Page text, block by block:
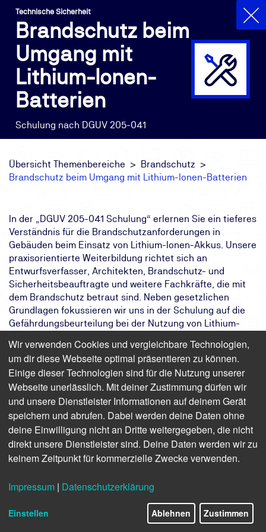
Technische Sicherheit
Brandschutz beim
Umgang mit
Lithium-Ionen-
Batterien
Schulung nach DGUV 205-041
Übersicht Themenbereiche
Brandschutz
Brandschutz beim Umgang mit Lithium-Ionen-Batterien
In der „DGUV 205-041 Schulung“ erlernen Sie ein tieferes
Verständnis für die Brandschutzanforderungen in
Gebäuden beim Einsatz von Lithium-Ionen-Akkus. Unsere
praxisorientierte Weiterbildung richtet sich an
Entwurfsverfasser, Architekten, Brandschutz- und
Sicherheitsbeauftragte und weitere Fachkräfte, die mit
dem Brandschutz betraut sind. Neben gesetzlichen
Grundlagen fokussieren wir uns in der Schulung auf die
Gefährdungsbeurteilung bei der Nutzung von Lithium-
Sicherheitsunterweisung und Arbeitsplatzanalyse werden
Sie darauf vorbereitet, effektive
Brandschutzanforderungen zu entwickeln, umzusetzen
und zielgerichtet zu überwachen. Ziel ist es, die
Sicherheit am Arbeitsplatz zu erhöhen, gesetzliche
Standards einzuhalten und im Ernstfall adäquat zu
reagieren.
Das Ziel:
Brandschutzanforderungen in Gebäuden
beim Einsatz von Lithium-Ionen-Akkus
Das Ergebnis:
Sicherheit von Personen und die
Integrität des Gebäudes zu
Wir verwenden Cookies und vergleichbare Technologien,
um dir diese Webseite optimal präsentieren zu können.
Einige dieser Technologien sind für die Nutzung unserer
Webseite unerlässlich. Mit deiner Zustimmung dürfen wir
und unsere Dienstleister Informationen auf deinem Gerät
speichern und abrufen. Dabei werden deine Daten ohne
deine Einwilligung nicht an Dritte weitergegeben, die nicht
direkt unsere Dienstleister sind. Deine Daten werden wir zu
keinem Zeitpunkt für kommerzielle Zwecke verwenden.
Impressum | Datenschutzerklärung
Einstellen Ablehnen Zustimmen